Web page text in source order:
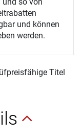
und können
werden.
Titel